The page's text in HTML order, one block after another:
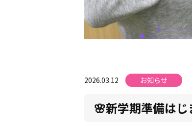
2026.03.12 お知らせ
🌸新学期準備はじ